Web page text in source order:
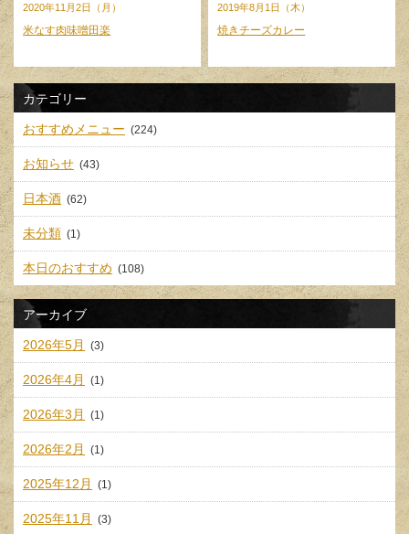
2020年11月2日（月）
米なす肉味噌田楽
2019年8月1日（木）
焼きチーズカレー
カテゴリー
おすすめメニュー (224)
お知らせ (43)
日本酒 (62)
未分類 (1)
本日のおすすめ (108)
アーカイブ
2026年5月 (3)
2026年4月 (1)
2026年3月 (1)
2026年2月 (1)
2025年12月 (1)
2025年11月 (3)